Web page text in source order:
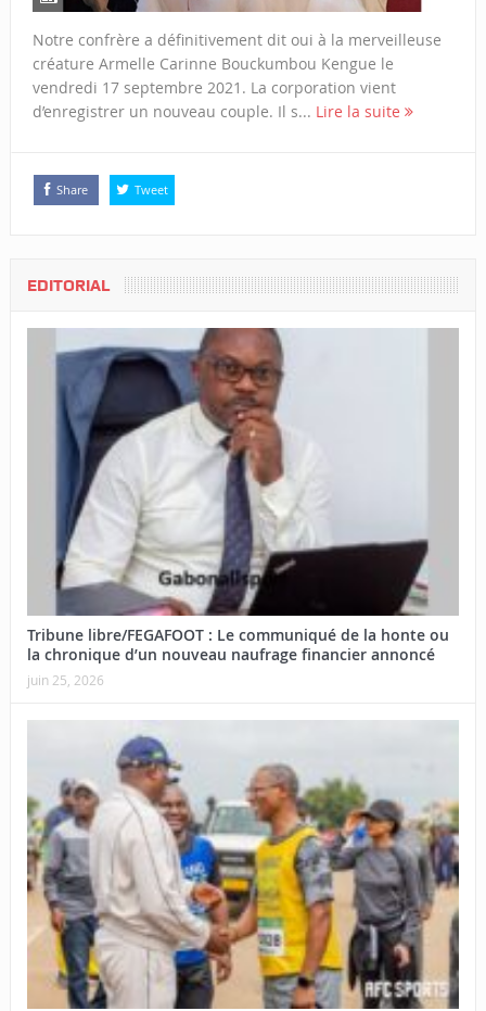
Notre confrère a définitivement dit oui à la merveilleuse
créature Armelle Carinne Bouckumbou Kengue le
vendredi 17 septembre 2021. La corporation vient
d’enregistrer un nouveau couple. Il s... Lire la suite
Share Tweet
EDITORIAL
Tribune libre/FEGAFOOT : Le communiqué de la honte ou
la chronique d’un nouveau naufrage financier annoncé
juin 25, 2026